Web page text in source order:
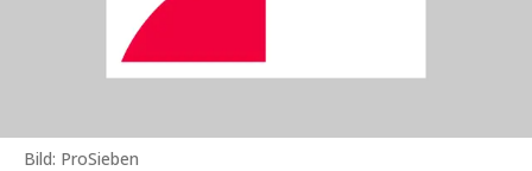
Bild: ProSieben